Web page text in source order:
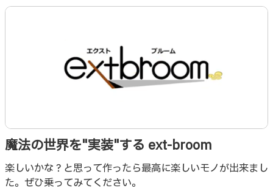
魔法の世界を"実装"する ext-broom
楽しいかな？と思って作ったら最高に楽しいモノが出来まし
た。ぜひ乗ってみてください。